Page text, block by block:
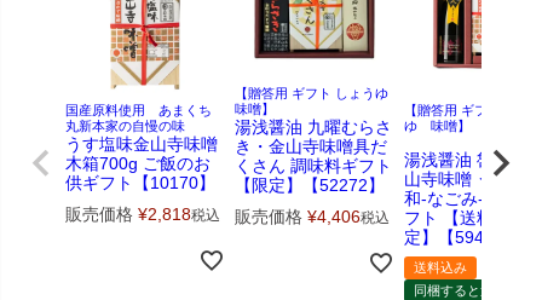
国産原料使用 あまくち
丸新本家の自慢の味
うす塩味金山寺味噌
木箱700g ご飯のお
供ギフト【10170】
販売価格 ¥2,818税込
【贈答用 ギフト しょうゆ
味噌】
湯浅醤油 九曜むらさ
き・金山寺味噌具だ
くさん 調味料ギフト
【限定】【52272】
販売価格 ¥4,406税込
【贈答用 ギフト しょ
ゆ 味噌】
湯浅醤油 魯山人
山寺味噌 うす塩
和-なごみ- 調味
フト 【送料込】
定】【59407】
送料込み
同梱すると送料無料